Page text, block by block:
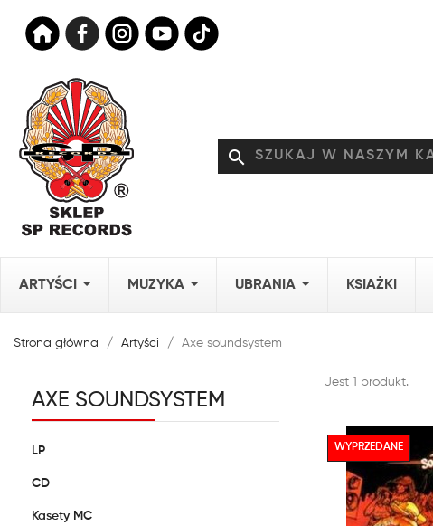
search
ARTYŚCI MUZYKA UBRANIA KSIAŻKI
Strona główna Artyści Axe soundsystem
AXE SOUNDSYSTEM
LP
CD
Kasety MC
Jest 1 produkt.
WYPRZEDANE